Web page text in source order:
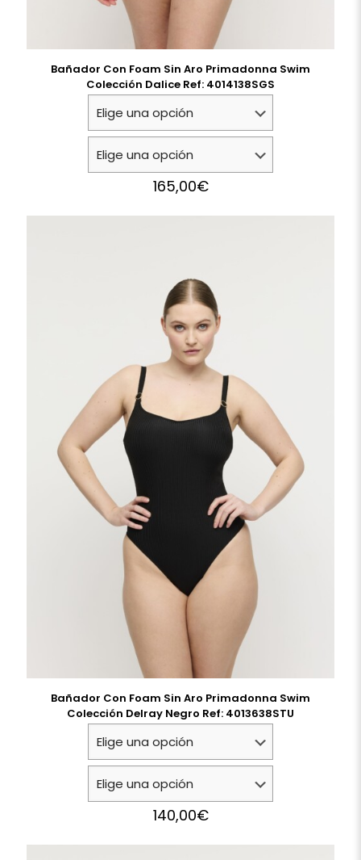
Bañador Con Foam Sin Aro Primadonna Swim
Colección Dalice Ref: 4014138SGS
165,00€
Bañador Con Foam Sin Aro Primadonna Swim
Colección Delray Negro Ref: 4013638STU
140,00€